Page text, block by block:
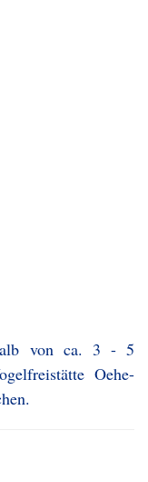
von ca. 3 - 5
Oehe-